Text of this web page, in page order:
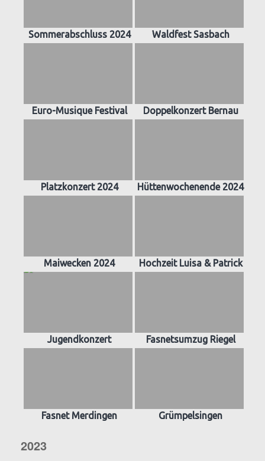
Sommerabschluss 2024 Waldfest Sasbach
Euro-Musique Festival Doppelkonzert Bernau
Platzkonzert 2024 Hüttenwochenende 2024
Maiwecken 2024 Hochzeit Luisa & Patrick
Jugendkonzert Fasnetsumzug Riegel
Fasnet Merdingen Grümpelsingen
2023